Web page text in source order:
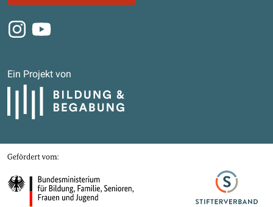
Instagram
Youtube
Ein Projekt von
Bildung und Begabung
Gefördert von
Bundesministerium für Bildung, Familie, Senioren, Frauen und Jugend
Stifterverband